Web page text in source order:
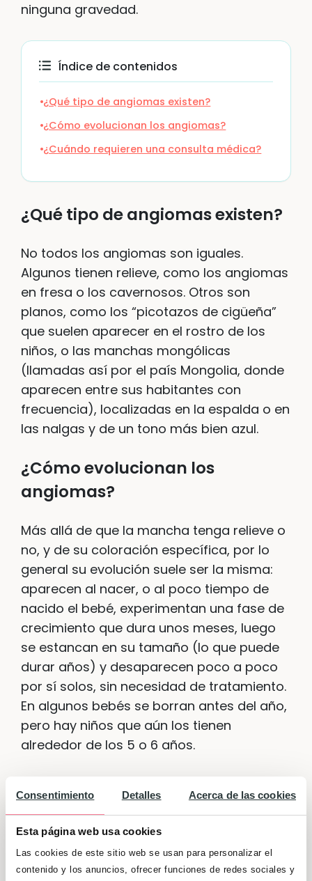
Consentimiento Detalles Acerca de las cookies
Esta página web usa cookies
Las cookies de este sitio web se usan para personalizar el
contenido y los anuncios, ofrecer funciones de redes sociales y
ninguna gravedad.
Índice de contenidos
¿Qué tipo de angiomas existen?
¿Cómo evolucionan los angiomas?
¿Cuándo requieren una consulta médica?
¿Qué tipo de angiomas existen?
No todos los angiomas son iguales.
Algunos tienen relieve, como los angiomas
en fresa o los cavernosos. Otros son
planos, como los “picotazos de cigüeña”
que suelen aparecer en el rostro de los
niños, o las manchas mongólicas
(llamadas así por el país Mongolia, donde
aparecen entre sus habitantes con
frecuencia), localizadas en la espalda o en
las nalgas y de un tono más bien azul.
¿Cómo evolucionan los
angiomas?
Más allá de que la mancha tenga relieve o
no, y de su coloración específica, por lo
general su evolución suele ser la misma:
aparecen al nacer, o al poco tiempo de
nacido el bebé, experimentan una fase de
crecimiento que dura unos meses, luego
se estancan en su tamaño (lo que puede
durar años) y desaparecen poco a poco
por sí solos, sin necesidad de tratamiento.
En algunos bebés se borran antes del año,
pero hay niños que aún los tienen
alrededor de los 5 o 6 años.
consulta médica?
Si tu bebé nace con un angioma
probablemente su pediatra quiera seguirlo